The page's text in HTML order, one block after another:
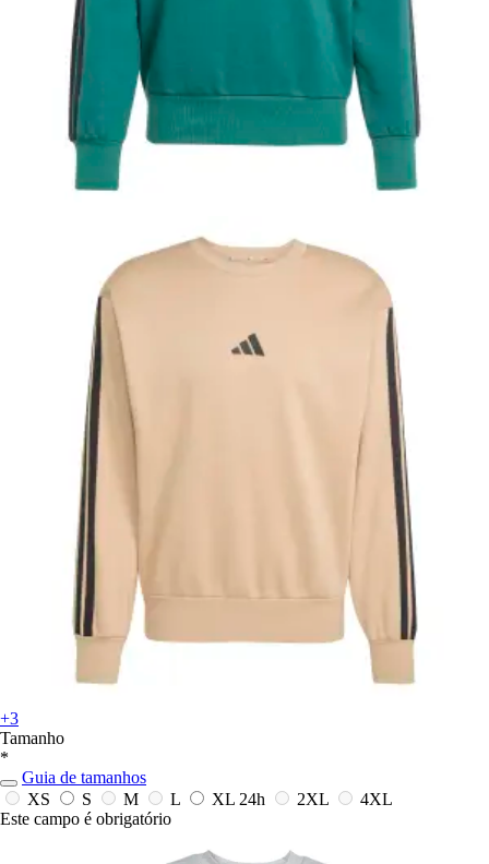
+3
Tamanho
*
Guia de tamanhos
XS
S M L XL 24h 2XL
4XL
Este campo é obrigatório